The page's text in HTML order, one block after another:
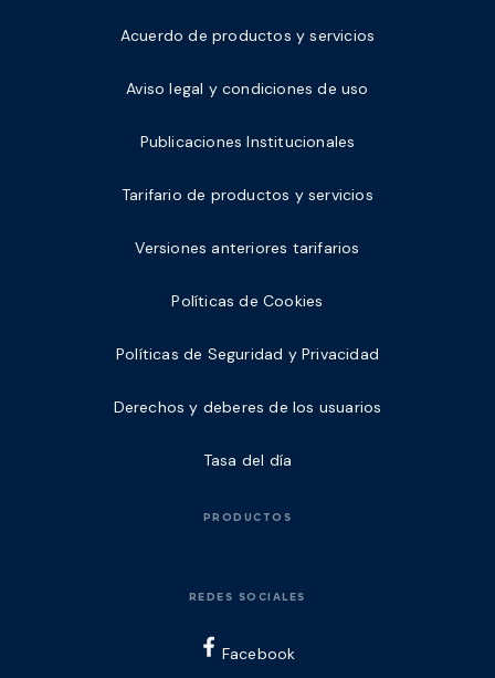
Acuerdo de productos y servicios
Aviso legal y condiciones de uso
Publicaciones Institucionales
Tarifario de productos y servicios
Versiones anteriores tarifarios
Políticas de Cookies
Políticas de Seguridad y Privacidad
Derechos y deberes de los usuarios
Tasa del día
PRODUCTOS
REDES SOCIALES
Facebook